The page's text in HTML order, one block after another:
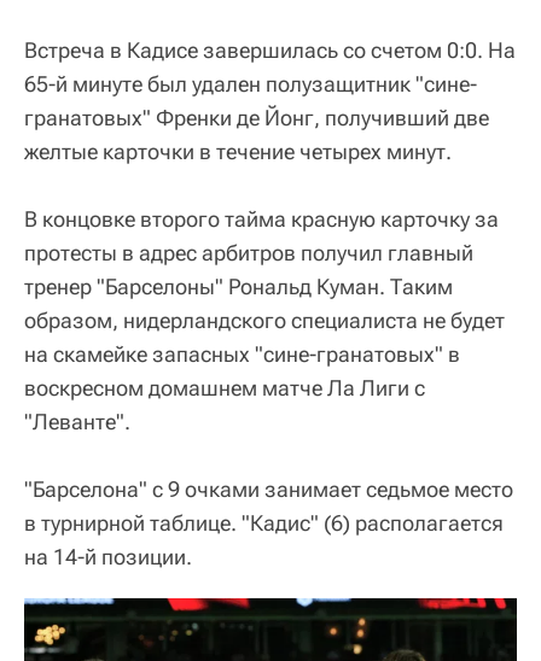
Встреча в Кадисе завершилась со счетом 0:0. На
65-й минуте был удален полузащитник "сине-
гранатовых" Френки де Йонг, получивший две
желтые карточки в течение четырех минут.
В концовке второго тайма красную карточку за
протесты в адрес арбитров получил главный
тренер "Барселоны" Рональд Куман. Таким
образом, нидерландского специалиста не будет
на скамейке запасных "сине-гранатовых" в
воскресном домашнем матче Ла Лиги с
"Леванте".
"Барселона" с 9 очками занимает седьмое место
в турнирной таблице. "Кадис" (6) располагается
на 14-й позиции.